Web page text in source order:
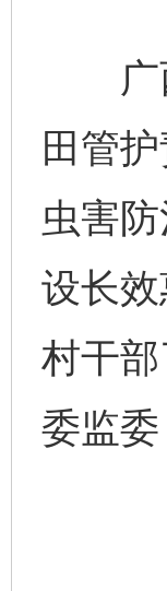
广西
田管
虫害
设长
村干
委监委